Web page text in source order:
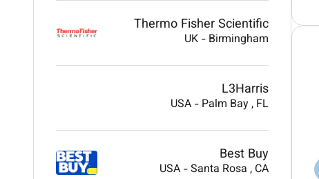
Thermo Fisher Scientific
UK - Birmingham
L3Harris
USA - Palm Bay, FL
Best Buy
USA -Santa Rosa, CA